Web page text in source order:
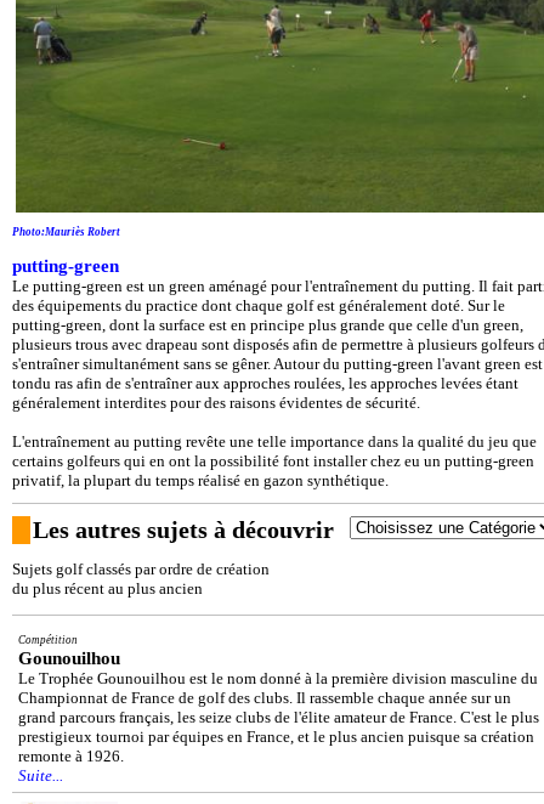
Photo:Mauriès Robert
putting-green
Le putting-green est un green aménagé pour l'entraînement du putting. Il fait
des équipements du practice dont chaque golf est généralement doté. Sur le
putting-green, dont la surface est en principe plus grande que celle d'un green,
plusieurs trous avec drapeau sont disposés afin de permettre à plusieurs golfeurs
s'entraîner simultanément sans se gêner. Autour du putting-green l'avant green est
tondu ras afin de s'entraîner aux approches roulées, les approches levées étant
généralement interdites pour des raisons évidentes de sécurité.
L'entraînement au putting revête une telle importance dans la qualité du jeu que
certains golfeurs qui en ont la possibilité font installer chez eu un putting-green
privatif, la plupart du temps réalisé en gazon synthétique.
Les autres sujets à découvrir
Sujets golf classés par ordre de création
du plus récent au plus ancien
Compétition
Gounouilhou
Le Trophée Gounouilhou est le nom donné à la première division masculine du
Championnat de France de golf des clubs. Il rassemble chaque année sur un
grand parcours français, les seize clubs de l'élite amateur de France. C'est le plus
prestigieux tournoi par équipes en France, et le plus ancien puisque sa création
remonte à 1926.
Suite...